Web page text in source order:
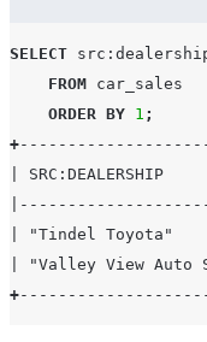
|       "price":
|       "year":
|     }
|   ]
| }
| {
|   "customer":
|     {
|       "address":
SELECT src
FROM car_sales
ORDER BY 1 ;
+
|
| "Tindel Toyota"
| "Valley View Auto
+